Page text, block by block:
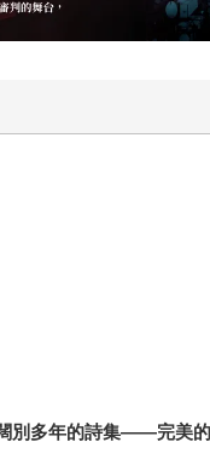
別多年的詩集——完美